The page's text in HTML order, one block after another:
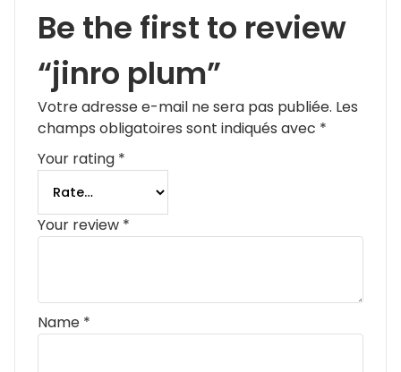
Be the first to review
“jinro plum”
Votre adresse e-mail ne sera pas publiée. Les
champs obligatoires sont indiqués avec *
Your rating *
Your review *
Name *